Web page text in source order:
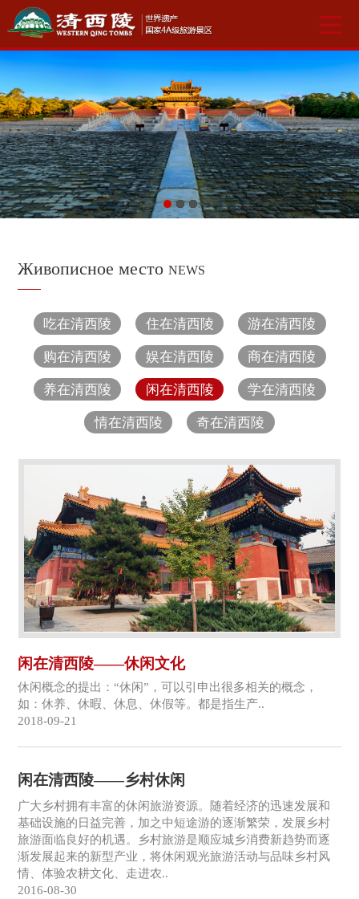
Живописное местоNEWS
吃在清西陵 住在清西陵 游在清西陵
购在清西陵 娱在清西陵 商在清西陵
养在清西陵 闲在清西陵 学在清西陵
情在清西陵 奇在清西陵
闲在清西陵——休闲文化
休闲概念的提出：“休闲”，可以引申出很多相关的概念，
如：休养、休暇、休息、休假等。都是指生产..
2018-09-21
闲在清西陵——乡村休闲
广大乡村拥有丰富的休闲旅游资源。随着经济的迅速发展和
基础设施的日益完善，加之中短途游的逐渐繁荣，发展乡村
旅游面临良好的机遇。乡村旅游是顺应城乡消费新趋势而逐
渐发展起来的新型产业，将休闲观光旅游活动与品味乡村风
情、体验农耕文化、走进农..
2016-08-30